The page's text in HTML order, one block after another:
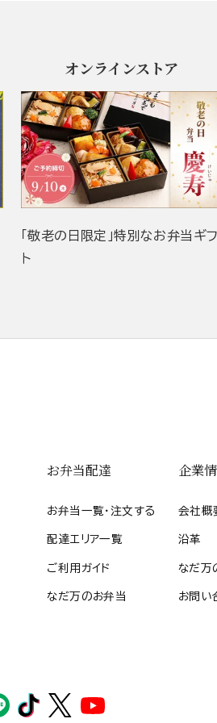
オンラインストア
「敬老の日限定」特別なお弁当ギフ
ト
お弁当配達
お弁当一覧・注文する
配達エリア一覧
ご利用ガイド
なだ万のお弁当
企業
会社概
沿革
なだ万
お問い